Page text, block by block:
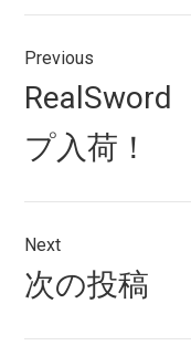
稿
ナ
ビ
ゲ
ー
シ
ョ
Previous
Previous
post:
RealSword
プ入荷！
Next
Next
post:
次の投稿